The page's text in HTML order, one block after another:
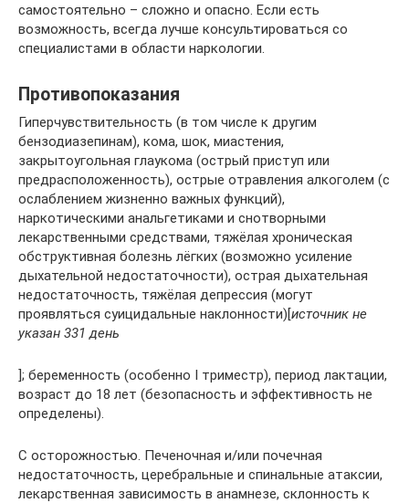
самостоятельно – сложно и опасно. Если есть
возможность, всегда лучше консультироваться со
специалистами в области наркологии.
Противопоказания
Гиперчувствительность (в том числе к другим
бензодиазепинам), кома, шок, миастения,
закрытоугольная глаукома (острый приступ или
предрасположенность), острые отравления алкоголем (с
ослаблением жизненно важных функций),
наркотическими анальгетиками и снотворными
лекарственными средствами, тяжёлая хроническая
обструктивная болезнь лёгких (возможно усиление
дыхательной недостаточности), острая дыхательная
недостаточность, тяжёлая депрессия (могут
проявляться суицидальные наклонности)[источник не
указан 331 день
]; беременность (особенно I триместр), период лактации,
возраст до 18 лет (безопасность и эффективность не
определены).
C осторожностью. Печеночная и/или почечная
недостаточность, церебральные и спинальные атаксии,
лекарственная зависимость в анамнезе, склонность к